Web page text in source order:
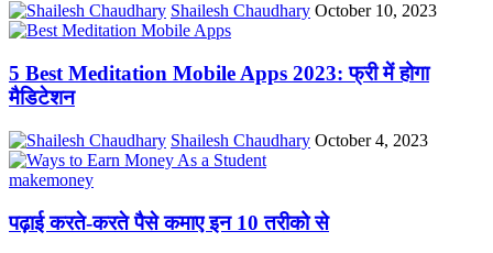
Shailesh Chaudhary October 10, 2023
5 Best Meditation Mobile Apps 2023: फ्री में होगा
मैडिटेशन
Shailesh Chaudhary October 4, 2023
makemoney
पढ़ाई करते-करते पैसे कमाए इन 10 तरीको से